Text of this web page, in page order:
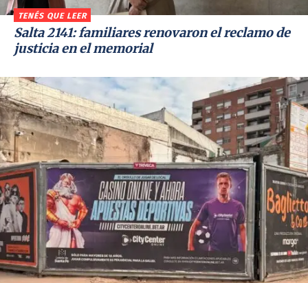
TENÉS QUE LEER
Salta 2141: familiares renovaron el reclamo de
justicia en el memorial